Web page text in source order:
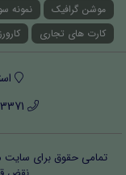
موشن گرافیک
نمونه
کارت های تجاری
تمامی حقوق برای سایت